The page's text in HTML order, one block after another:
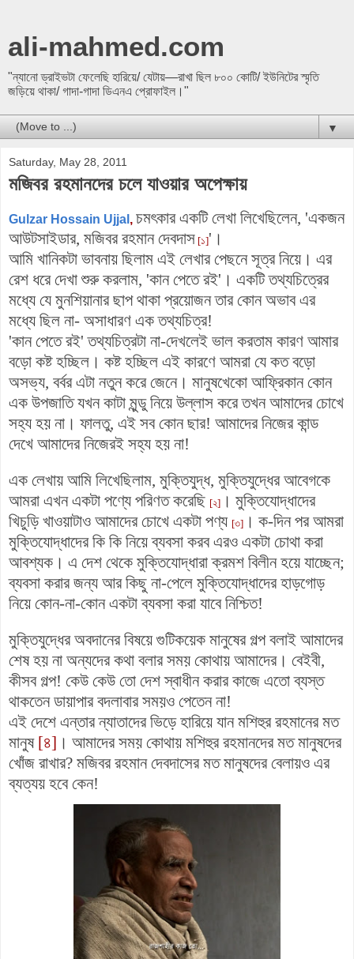
ali-mahmed.com
"ন্যানো ড্রাইভটা ফেলেছি হারিয়ে/ যেটায়—রাখা ছিল ৮০০ কোটি/ ইউনিটের স্মৃতি
জড়িয়ে থাকা/ গাদা-গাদা ডিএনএ প্রোফাইল।"
▼
Saturday, May 28, 2011
মজিবর রহমানদের চলে যাওয়ার অপেক্ষায়
Gulzar Hossain Ujjal , চমৎকার একটি লেখা লিখেছিলেন, 'একজন
আউটসাইডার, মজিবর রহমান দেবদাস [১]'।
আমি খানিকটা ভাবনায় ছিলাম এই লেখার পেছনে সূত্র নিয়ে। এর
রেশ ধরে দেখা শুরু করলাম, 'কান পেতে রই'। একটি তথ্যচিত্রের
মধ্যে যে মুনশিয়ানার ছাপ থাকা প্রয়োজন তার কোন অভাব এর
মধ্যে ছিল না- অসাধারণ এক তথ্যচিত্র!
'কান পেতে রই' তথ্যচিত্রটা না-দেখলেই ভাল করতাম কারণ আমার
বড়ো কষ্ট হচ্ছিল। কষ্ট হচ্ছিল এই কারণে আমরা যে কত বড়ো
অসভ্য, বর্বর এটা নতুন করে জেনে। মানুষখেকো আফ্রিকান কোন
এক উপজাতি যখন কাটা মুন্ডু নিয়ে উল্লাস করে তখন আমাদের চোখে
সহ্য হয় না। ফালতু, এই সব কোন ছার! আমাদের নিজের কান্ড
দেখে আমাদের নিজেরই সহ্য হয় না!
এক লেখায় আমি লিখেছিলাম, মুক্তিযুদ্ধ, মুক্তিযুদ্ধের আবেগকে
আমরা এখন একটা পণ্যে পরিণত করেছি [২] । মুক্তিযোদ্ধাদের
খিচুড়ি খাওয়াটাও আমাদের চোখে একটা পণ্য [৩] । ক-দিন পর আমরা
মুক্তিযোদ্ধাদের কি কি নিয়ে ব্যবসা করব এরও একটা চোথা করা
আবশ্যক। এ দেশ থেকে মুক্তিযোদ্ধারা ক্রমশ বিলীন হয়ে যাচ্ছেন;
ব্যবসা করার জন্য আর কিছু না-পেলে মুক্তিযোদ্ধাদের হাড়গোড়
নিয়ে কোন-না-কোন একটা ব্যবসা করা যাবে নিশ্চিত!
মুক্তিযুদ্ধের অবদানের বিষয়ে গুটিকয়েক মানুষের গল্প বলাই আমাদের
শেষ হয় না অন্যদের কথা বলার সময় কোথায় আমাদের। বেইবী,
কীসব গল্প! কেউ কেউ তো দেশ স্বাধীন করার কাজে এতো ব্যস্ত
থাকতেন ডায়াপার বদলাবার সময়ও পেতেন না!
এই দেশে এন্তার ন্যাতাদের ভিড়ে হারিয়ে যান মশিহুর রহমানের মত
মানুষ [৪] । আমাদের সময় কোথায় মশিহুর রহমানদের মত মানুষদের
খোঁজ রাখার? মজিবর রহমান দেবদাসের মত মানুষদের বেলায়ও এর
ব্যত্যয় হবে কেন!